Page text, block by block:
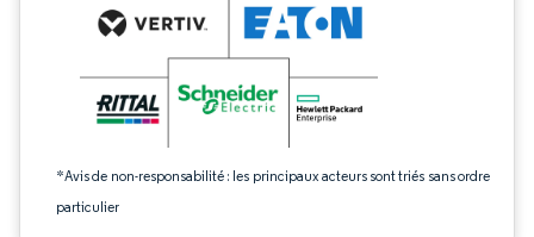
*Avis de non-responsabilité : les principaux acteurs sont triés sans ordre
particulier